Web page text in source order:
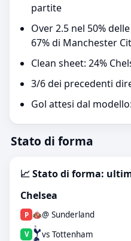
partite
Over 2.5 nel 50%
67% di Manchester
Clean sheet: 24%
3/6 dei precedenti
Gol attesi dal
Stato di forma
📈 Stato di forma:
Chelsea
P @ Sunderland
V vs Tottenham